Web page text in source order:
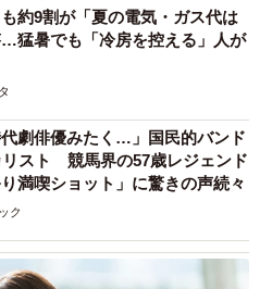
事に過ごせました！日傘、ア
ね」といった感謝のコメント
博内のジュンク堂で売ってた
上からもつけれて視界はクリ
バイスを交換し合う場にもな
にトートバッグがあると
約9割が「夏の電気・ガス代は
猛暑でも「冷房を控える」人が
代劇俳優みたく…」国民的バンド
リスト 競馬界の57歳レジェンド
満喫ショット」に驚きの声続々
ク